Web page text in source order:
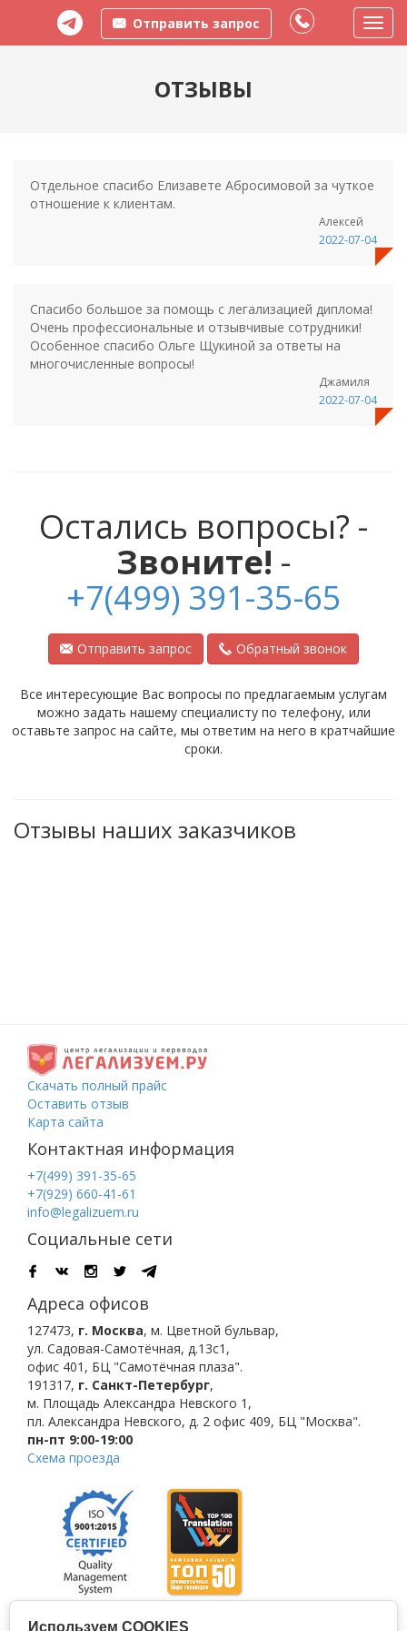
Отправить запрос
меню
ОТЗЫВЫ
Отдельное спасибо Елизавете Абросимовой за чуткое
отношение к клиентам.
Алексей
2022-07-04
Спасибо большое за помощь с легализацией диплома!
Очень профессиональные и отзывчивые сотрудники!
Особенное спасибо Ольге Щукиной за ответы на
многочисленные вопросы!
Джамиля
2022-07-04
Остались вопросы? -
Звоните! -
+7(499) 391-35-65
Отправить запрос Обратный звонок
Все интересующие Вас вопросы по предлагаемым услугам
можно задать нашему специалисту по телефону, или
оставьте запрос на сайте, мы ответим на него в кратчайшие
сроки.
Отзывы наших заказчиков
Скачать полный прайс
Оставить отзыв
Карта сайта
Контактная информация
+7(499) 391-35-65
+7(929) 660-41-61
info@legalizuem.ru
Социальные сети
Адреса офисов
127473, г. Москва, м. Цветной бульвар,
ул. Садовая-Самотёчная, д.13с1,
офис 401, БЦ "Самотёчная плаза".
191317, г. Санкт-Петербург,
м. Площадь Александра Невского 1 ,
пл. Александра Невского, д. 2 офис 409, БЦ "Москва".
пн-пт 9:00-19:00
Схема проезда
Используем COOKIES